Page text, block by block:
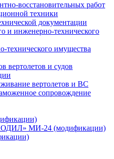
восстановительных работ
техники
документации
и инженерно-технического
технического имущества
вертолетов и судов
вертолетов и ВС
сопровождение
МИ-24 (модификации)